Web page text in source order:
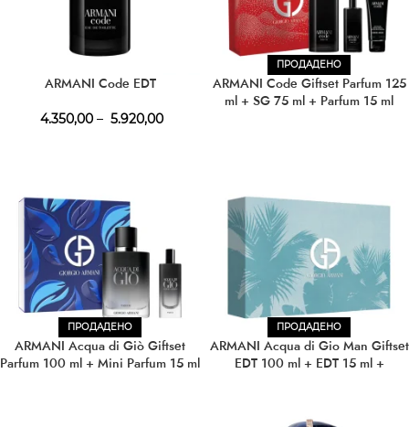
ARMANI Code EDT
4.350,00 – 5.920,00
ПРОДАДЕНО
ARMANI Code Giftset Parfum 125
ml + SG 75 ml + Parfum 15 ml
ПРОДАДЕНО
ARMANI Acqua di Giò Giftset
Parfum 100 ml + Mini Parfum 15 ml
ПРОДАДЕНО
ARMANI Acqua di Gio Man Giftset
EDT 100 ml + EDT 15 ml +